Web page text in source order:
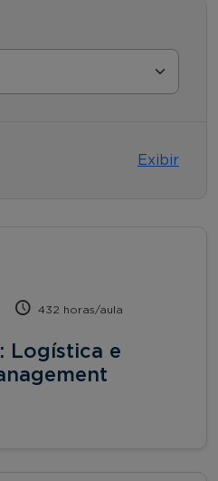
Exibir
432 horas/aula
Logística e